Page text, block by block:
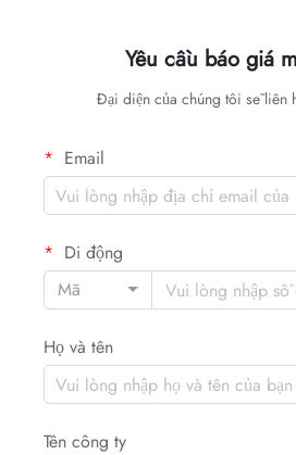
Yêu cầu báo giá
Đại diện của chúng tôi sẽ liên
Email
Di động
Mã
Họ và tên
Tên công ty